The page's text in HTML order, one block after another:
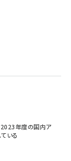
2023年度の国内ア
いる